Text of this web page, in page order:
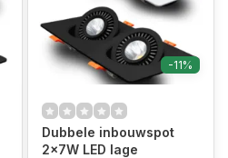
-11%
Dubbele inbouwspot
2x7W LED lage